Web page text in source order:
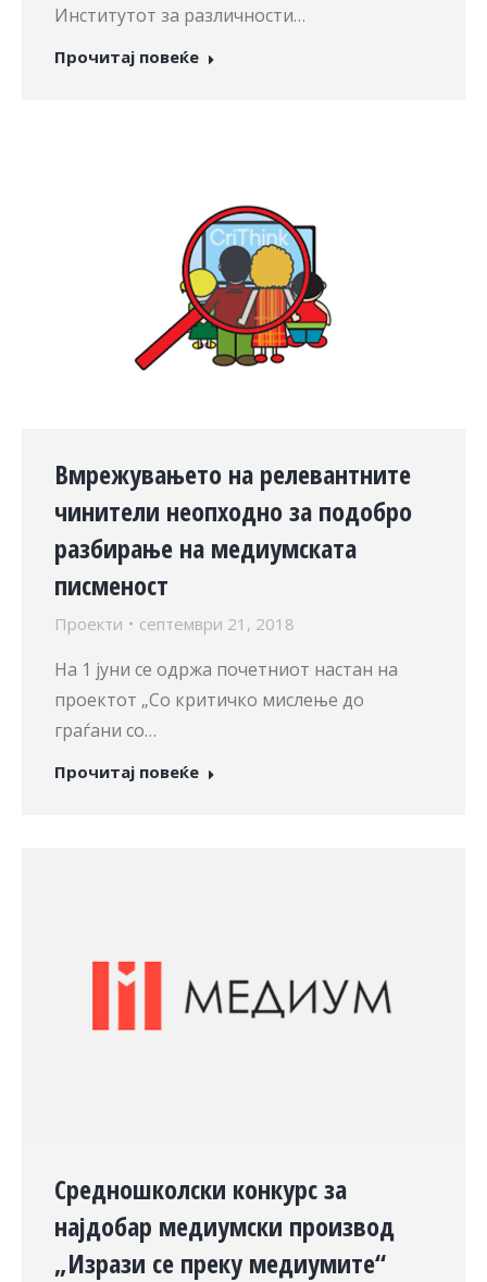
Институтот за различности…
Прочитај повеќе
Вмрежувањето на релевантните
чинители неопходно за подобро
разбирање на медиумската
писменост
Проекти септември 21, 2018
На 1 јуни се одржа почетниот настан на
проектот „Со критичко мислење до
граѓани со…
Прочитај повеќе
Средношколски конкурс за
најдобар медиумски производ
„Изрази се преку медиумите“